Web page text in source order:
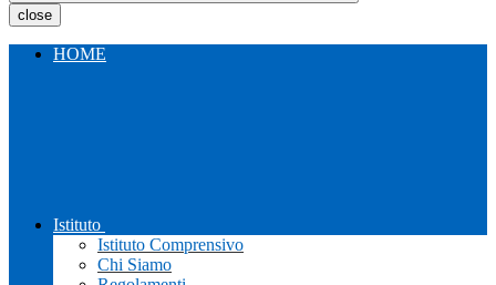
close
HOME
Istituto
Istituto Comprensivo
Chi Siamo